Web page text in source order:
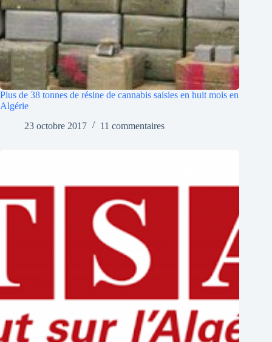
Plus de 38 tonnes de résine de cannabis saisies en huit mois en
Algérie
23 octobre 2017
11 commentaires